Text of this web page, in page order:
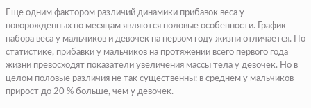
Еще одним фактором различий динамики прибавок веса у
новорожденных по месяцам являются половые особенности. График
набора веса у мальчиков и девочек на первом году жизни отличается. По
статистике, прибавки у мальчиков на протяжении всего первого года
жизни превосходят показатели увеличения массы тела у девочек. Но в
целом половые различия не так существенны: в среднем у мальчиков
прирост до 20 % больше, чем у девочек.